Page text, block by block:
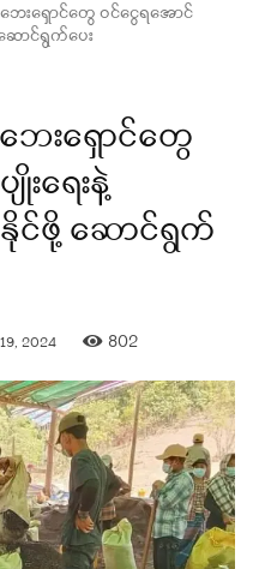
ေးရှောင်တွေ ဝင်ငွေရအောင်
ောင်ရွက်ပေး
ေးရှောင်တွေ
းရေးနဲ့
င်ဖို့ ဆောင်ရွက်
2024 802